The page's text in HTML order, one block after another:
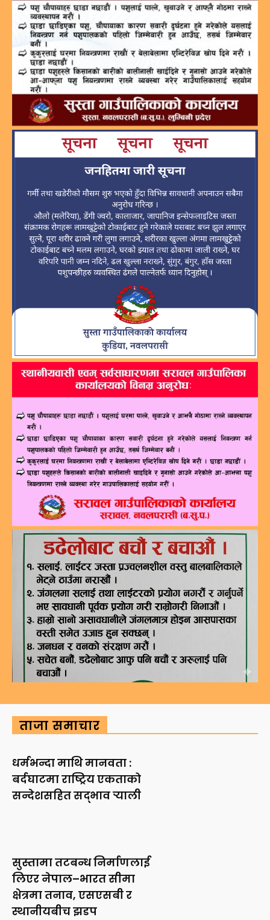
ताजा समाचार
धर्मभन्दा माथि मानवता :
बर्दघाटमा राष्ट्रिय एकताको
सन्देशसहित सद्भाव र्‍याली
सुस्तामा तटबन्ध निर्माणलाई
लिएर नेपाल–भारत सीमा
क्षेत्रमा तनाव, एसएसबी र
स्थानीयबीच झडप